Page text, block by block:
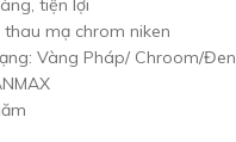
tiện lợi
mạ chrom niken
Vàng Pháp/ Chroom/Đen